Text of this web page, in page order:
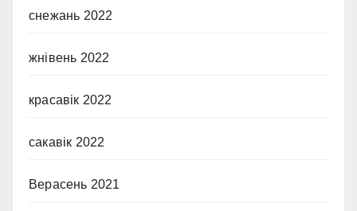
снежань 2022
жнівень 2022
красавік 2022
сакавік 2022
Верасень 2021